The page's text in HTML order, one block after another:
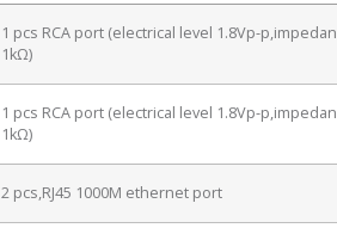
1 pcs RCA port (electrical level 1.8Vp-
1kΩ)
1 pcs RCA port (electrical level 1.8Vp-
1kΩ)
2 pcs,RJ45 1000M ethernet port